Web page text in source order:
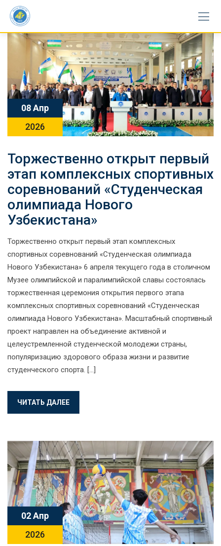
Skip
content
08 Апр
2026
Торжественно открыт первый
этап комплексных спортивных
соревнований «Студенческая
олимпиада Нового
Узбекистана»
Торжественно открыт первый этап комплексных
спортивных соревнований «Студенческая олимпиада
Нового Узбекистана» 6 апреля текущего года в столичном
Музее олимпийской и паралимпийской славы состоялась
торжественная церемония открытия первого этапа
комплексных спортивных соревнований «Студенческая
олимпиада Нового Узбекистана». Масштабный спортивный
проект направлен на объединение активной и
целеустремленной студенческой молодежи страны,
популяризацию здорового образа жизни и развитие
студенческого спорта. […]
ЧИТАТЬ ДАЛЕЕ
02 Апр
2026